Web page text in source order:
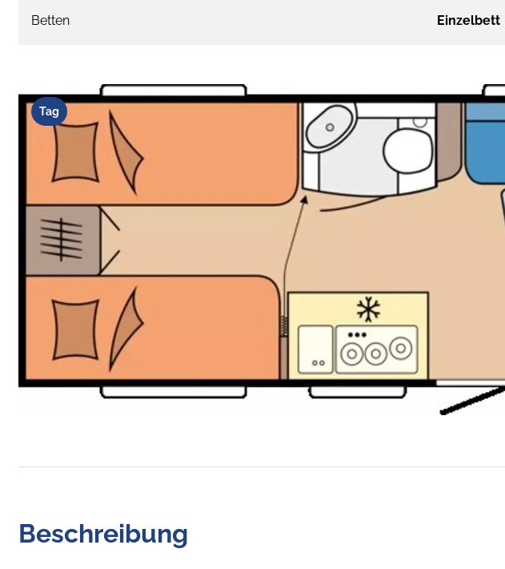
Betten Einzelbett
Tag
Beschreibung